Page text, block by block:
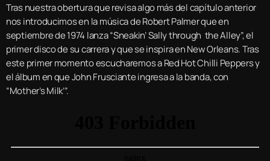
Tras nuestra obertura que revisa algo más del capítulo anterior
nos introducimos en la música de Robert Palmer que en
septiembre de 1974 lanza “Sneakin’ Sally through the Alley”, el
primer disco de su carrera y que se inspira en New Orleans. Tras
este primer momento escucharemos a Red Hot Chilli Peppers y
el álbum en que John Frusciante ingresa a la banda, con
“Mother’s Milk’”.